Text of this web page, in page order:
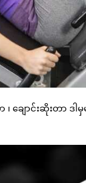
ချောင်းဆိုးတာ